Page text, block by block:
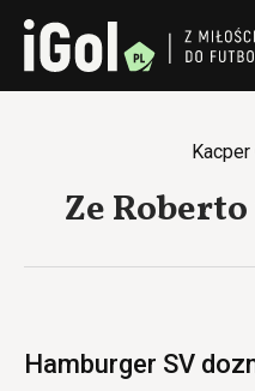
Kacper
Ze
Hamburger SV